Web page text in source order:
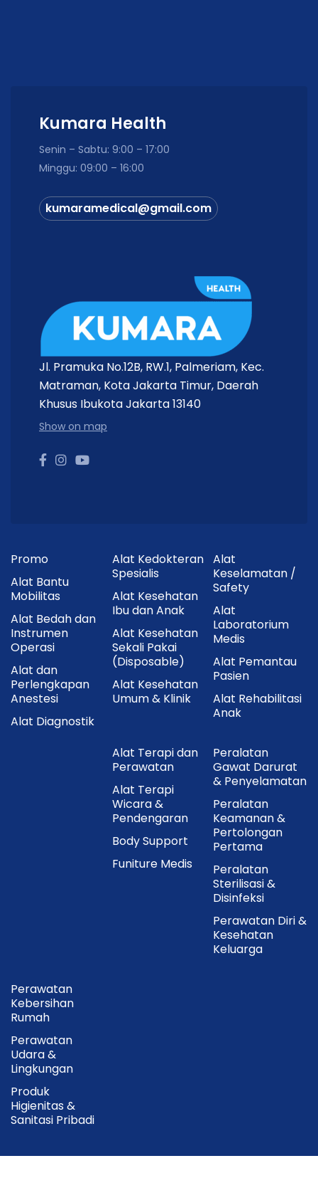
Kumara Health
Senin – Sabtu: 9:00 – 17:00
Minggu: 09:00 – 16:00
kumaramedical@gmail.com
Jl. Pramuka No.12B, RW.1, Palmeriam, Kec.
Matraman, Kota Jakarta Timur, Daerah
Khusus Ibukota Jakarta 13140
Show on map
Promo
Alat Bantu
Mobilitas
Alat Bedah dan
Instrumen
Operasi
Alat dan
Perlengkapan
Anestesi
Alat Diagnostik
Alat Kedokteran
Spesialis
Alat Kesehatan
Ibu dan Anak
Alat Kesehatan
Sekali Pakai
(Disposable)
Alat Kesehatan
Umum & Klinik
Alat
Keselamatan /
Safety
Alat
Laboratorium
Medis
Alat Pemantau
Pasien
Alat Rehabilitasi
Anak
Alat Terapi dan
Perawatan
Alat Terapi
Wicara &
Pendengaran
Body Support
Funiture Medis
Peralatan
Gawat Darurat
& Penyelamatan
Peralatan
Keamanan &
Pertolongan
Pertama
Peralatan
Sterilisasi &
Disinfeksi
Perawatan Diri &
Kesehatan
Keluarga
Perawatan
Kebersihan
Rumah
Perawatan
Udara &
Lingkungan
Produk
Higienitas &
Sanitasi Pribadi